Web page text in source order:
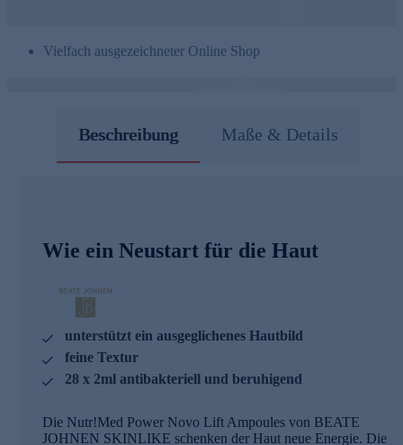
Vielfach ausgezeichneter Online Shop
Beschreibung Maße & Details
Wie ein Neustart für die Haut
unterstützt ein ausgeglichenes Hautbild
feine Textur
28 x 2ml antibakteriell und beruhigend
Die Nutr!Med Power Novo Lift Ampoules von BEATE
JOHNEN SKINLIKE schenken der Haut neue Energie. Die